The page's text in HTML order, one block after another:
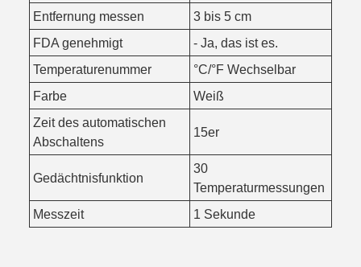
Entfernung messen
3 bis 5 cm
FDA genehmigt
- Ja, das ist es.
Temperaturenummer
°C/°F Wechselbar
Farbe
Weiß
Zeit des automatischen
Abschaltens
15er
Gedächtnisfunktion
30
Temperaturmessungen
Messzeit
1 Sekunde